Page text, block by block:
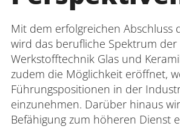
Mit dem erfolgreichen Abschluss
wird das berufliche Spektrum der
Werkstofftechnik Glas und
zudem die Möglichkeit eröffnet,
Führungspositionen in der
einzunehmen. Darüber hinaus
Befähigung zum höheren Dienst